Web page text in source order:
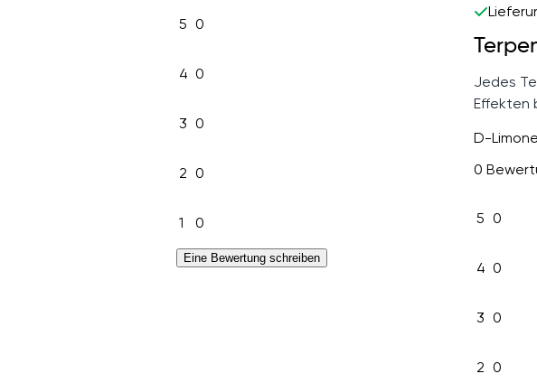
5 0
4 0
3 0
2 0
1 0
Eine Bewertung schreiben
Jedes
Effekten
D-
0
5 0
4 0
3 0
2 0